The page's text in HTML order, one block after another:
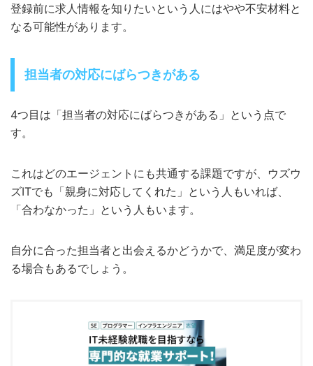
登録前に求人情報を知りたいという人にはやや不安材料と
なる可能性があります。
担当者の対応にばらつきがある
4つ目は「担当者の対応にばらつきがある」という点で
す。
これはどのエージェントにも共通する課題ですが、ウズウ
ズITでも「親身に対応してくれた」という人もいれば、
「合わなかった」という人もいます。
自分に合った担当者と出会えるかどうかで、満足度が変わ
る場合もあるでしょう。